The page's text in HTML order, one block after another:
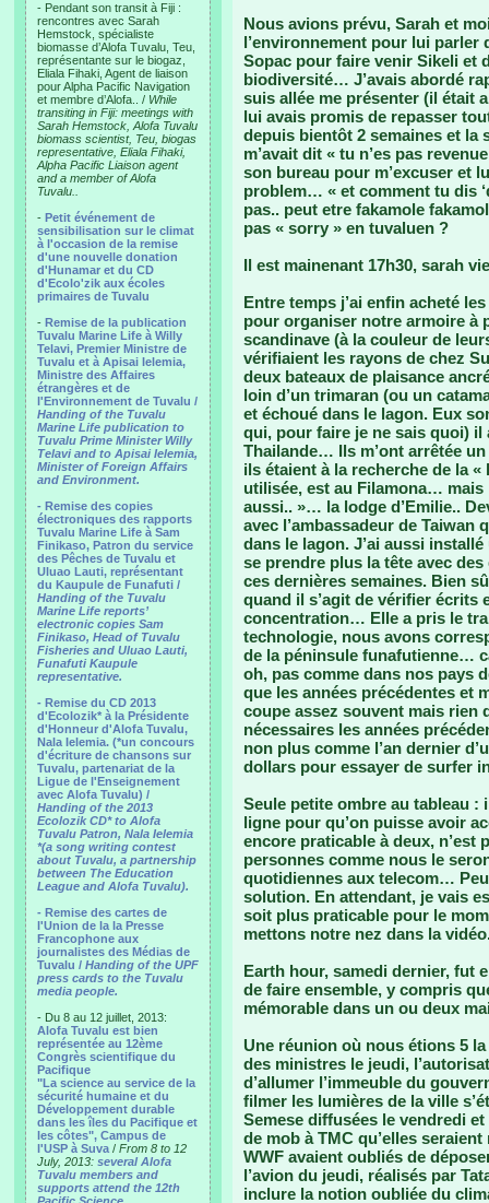
- Pendant son transit à Fiji :
rencontres avec Sarah
Hemstock, spécialiste
biomasse d’Alofa Tuvalu, Teu,
représentante sur le biogaz,
Eliala Fihaki, Agent de liaison
pour Alpha Pacific Navigation
et membre d’Alofa.. / While
transiting in Fiji: meetings with
Sarah Hemstock, Alofa Tuvalu
biomass scientist, Teu, biogas
representative, Eliala Fihaki,
Alpha Pacific Liaison agent
and a member of Alofa
Tuvalu..
- Petit événement de
sensibilisation sur le climat
à l'occasion de la remise
d'une nouvelle donation
d'Hunamar et du CD
d'Ecolo'zik aux écoles
primaires de Tuvalu
- Remise de la publication
Tuvalu Marine Life à Willy
Telavi, Premier Ministre de
Tuvalu et à Apisai Ielemia,
Ministre des Affaires
étrangères et de
l'Environnement de Tuvalu /
Handing of the Tuvalu
Marine Life publication to
Tuvalu Prime Minister Willy
Telavi and to Apisai Ielemia,
Minister of Foreign Affairs
and Environment.
- Remise des copies
électroniques des rapports
Tuvalu Marine Life à Sam
Finikaso, Patron du service
des Pêches de Tuvalu et
Uluao Lauti, représentant
du Kaupule de Funafuti /
Handing of the Tuvalu
Marine Life reports’
electronic copies Sam
Finikaso, Head of Tuvalu
Fisheries and Uluao Lauti,
Funafuti Kaupule
representative.
- Remise du CD 2013
d'Ecolozik* à la Présidente
d'Honneur d'Alofa Tuvalu,
Nala Ielemia. (*un concours
d'écriture de chansons sur
Tuvalu, partenariat de la
Ligue de l'Enseignement
avec Alofa Tuvalu) /
Handing of the 2013
Ecolozik CD* to Alofa
Tuvalu Patron, Nala Ielemia
*(a song writing contest
about Tuvalu, a partnership
between The Education
League and Alofa Tuvalu).
- Remise des cartes de
l'Union de la la Presse
Francophone aux
journalistes des Médias de
Tuvalu / Handing of the UPF
press cards to the Tuvalu
media people.
- Du 8 au 12 juillet, 2013:
Alofa Tuvalu est bien
représentée au 12ème
Congrès scientifique du
Pacifique
"La science au service de la
sécurité humaine et du
Développement durable
dans les îles du Pacifique et
les côtes", Campus de
l'USP à Suva / From 8 to 12
July, 2013: several Alofa
Tuvalu members and
supports attend the 12th
Nous avions prévu, Sarah et
l’environnement pour lui parler
Sopac pour faire venir Sikeli et
biodiversité… J’avais abordé
suis allée me présenter (il était
lui avais promis de repasser
depuis bientôt 2 semaines et la
m’avait dit « tu n’es pas
son bureau pour m’excuser et
problem… « et comment tu dis
pas.. peut etre fakamole
pas « sorry » en tuvaluen ?
Il est mainenant 17h30, sarah
Entre temps j’ai enfin acheté
pour organiser notre armoire à
scandinave (à la couleur de
vérifiaient les rayons de chez
deux bateaux de plaisance
loin d’un trimaran (ou un
et échoué dans le lagon. Eux
qui, pour faire je ne sais quoi) il
Thailande… Ils m’ont arrêtée
ils étaient à la recherche de la «
utilisée, est au Filamona… mais
aussi.. »… la lodge d’Emilie..
avec l’ambassadeur de Taiwan
dans le lagon. J’ai aussi
se prendre plus la tête avec
ces dernières semaines. Bien
quand il s’agit de vérifier écrits
concentration… Elle a pris le
technologie, nous avons
de la péninsule funafutienne…
oh, pas comme dans nos pays
que les années précédentes et
coupe assez souvent mais rien
nécessaires les années
non plus comme l’an dernier
dollars pour essayer de surfer
Seule petite ombre au tableau :
ligne pour qu’on puisse avoir
encore praticable à deux, n’est
personnes comme nous le
quotidiennes aux telecom…
solution. En attendant, je vais
soit plus praticable pour le
mettons notre nez dans la
Earth hour, samedi dernier, fut
de faire ensemble, y compris
mémorable dans un ou deux
Une réunion où nous étions 5
des ministres le jeudi,
d’allumer l’immeuble du
filmer les lumières de la ville
Semese diffusées le vendredi
de mob à TMC qu’elles
WWF avaient oubliés de
l’avion du jeudi, réalisés par
inclure la notion oubliée du